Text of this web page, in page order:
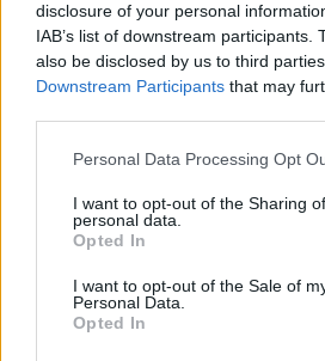
disclosure of your personal
IAB’s list of downstream participants.
also be disclosed by us to third
Downstream Participants that may
Please note that this website/app
not limited to your visit or usage
grant or deny consent to Google and
use your data for below specified
consent section.
Personal Data Processing Opt
I want to opt-out of the Sharing
personal data.
Opted In
I want to opt-out of the Sale of
Personal Data.
Opted In